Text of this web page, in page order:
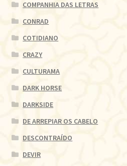
COMPANHIA DAS LETRAS
CONRAD
COTIDIANO
CRAZY
CULTURAMA
DARK HORSE
DARKSIDE
DE ARREPIAR OS CABELO
DESCONTRAÍDO
DEVIR